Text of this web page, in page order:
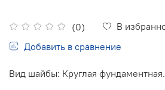
(0)
В
Добавить в сравнение
Вид шайбы: Круглая